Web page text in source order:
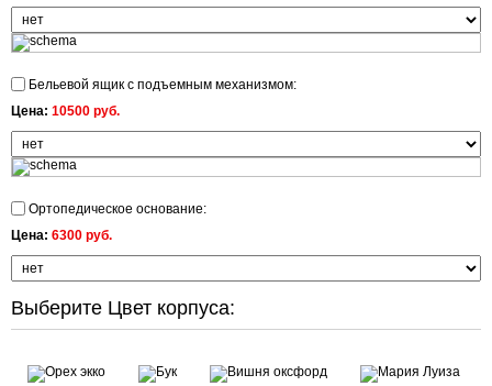
Бельевой ящик с подъемным механизмом:
Цена: 10500 руб.
Ортопедическое основание:
Цена: 6300 руб.
Выберите Цвет корпуса: